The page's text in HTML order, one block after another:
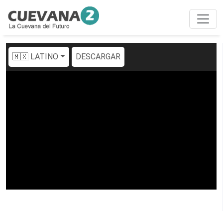
🇲🇽 LATINO DESCARGAR